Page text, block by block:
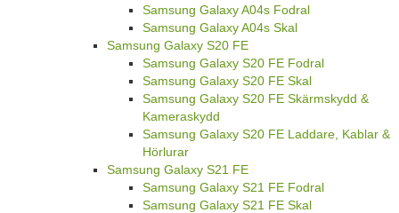
Samsung Galaxy A04s Fodral
Samsung Galaxy A04s Skal
Samsung Galaxy S20 FE
Samsung Galaxy S20 FE Fodral
Samsung Galaxy S20 FE Skal
Samsung Galaxy S20 FE Skärmskydd &
Kameraskydd
Samsung Galaxy S20 FE Laddare, Kablar &
Hörlurar
Samsung Galaxy S21 FE
Samsung Galaxy S21 FE Fodral
Samsung Galaxy S21 FE Skal